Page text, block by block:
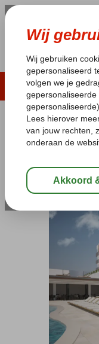
Home
Spanje
Ferrer